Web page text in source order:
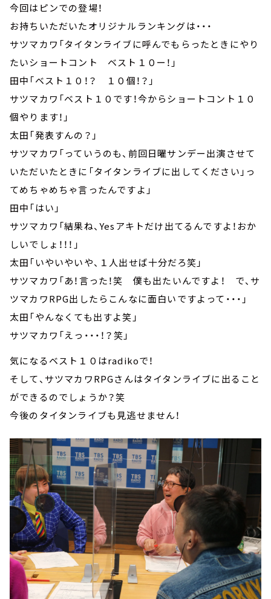
今回はピンでの登場！
お持ちいただいたオリジナルランキングは・・・
サツマカワ「タイタンライブに呼んでもらったときにやり
たいショートコント ベスト１０ー！」
田中「ベスト１０！？ １０個！？」
サツマカワ「ベスト１０です！今からショートコント１０
個やります！」
太田「発表すんの？」
サツマカワ「っていうのも、前回日曜サンデー出演させて
いただいたときに「タイタンライブに出してください」っ
てめちゃめちゃ言ったんですよ」
田中「はい」
サツマカワ「結果ね、Yesアキトだけ出てるんですよ！おか
しいでしょ！！！」
太田「いやいやいや、１人出せば十分だろ笑」
サツマカワ「あ！言った！笑 僕も出たいんですよ！ で、サ
ツマカワRPG出したらこんなに面白いですよって・・・」
太田「やんなくても出すよ笑」
サツマカワ「えっ・・・！？笑」
気になるベスト１０はradikoで！
そして、サツマカワRPGさんはタイタンライブに出ること
ができるのでしょうか？笑
今後のタイタンライブも見逃せません！